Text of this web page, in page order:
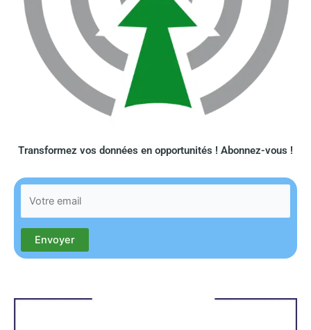
Transformez vos données en opportunités ! Abonnez-vous !​